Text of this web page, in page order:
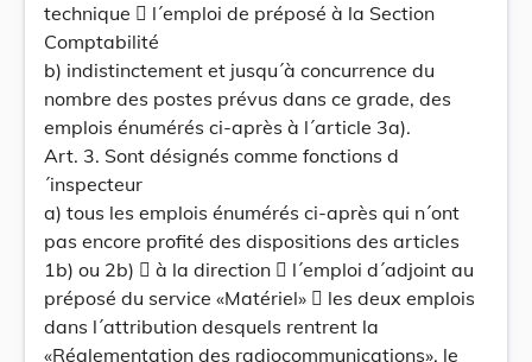
technique  l´emploi de préposé à la Section
Comptabilité
b) indistinctement et jusqu´à concurrence du
nombre des postes prévus dans ce grade, des
emplois énumérés ci-après à l´article 3a).
Art. 3. Sont désignés comme fonctions d
´inspecteur
a) tous les emplois énumérés ci-après qui n´ont
pas encore profité des dispositions des articles
1b) ou 2b)  à la direction  l´emploi d´adjoint au
préposé du service «Matériel»  les deux emplois
dans l´attribution desquels rentrent la
«Réglementation des radiocommunications», le